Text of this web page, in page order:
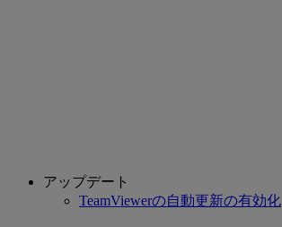
アップデート
TeamViewerの自動更新の有効化